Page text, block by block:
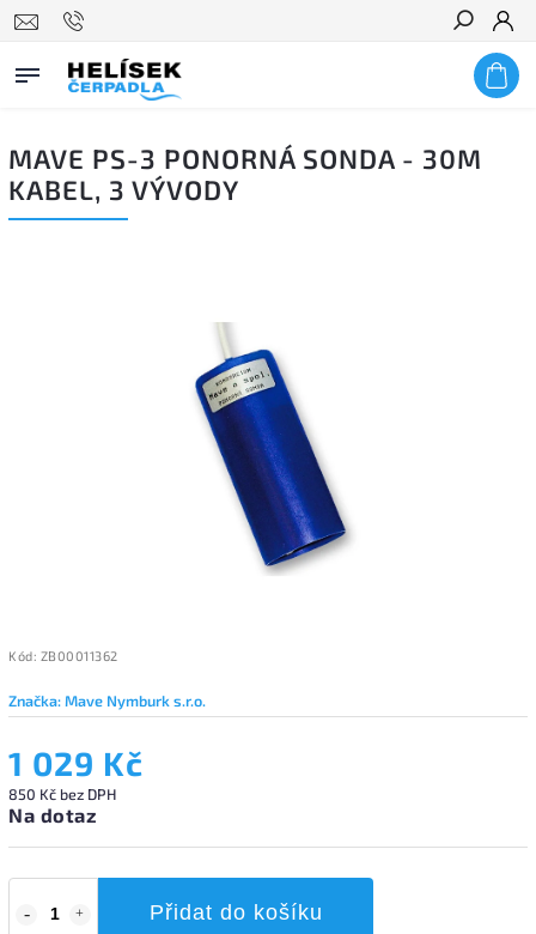
Hledat
MAVE PS-3 PONORNÁ SONDA - 30M
KABEL, 3 VÝVODY
Kód: ZB00011362
Značka:Mave Nymburk s.r.o.
1 029 Kč
850 Kč bez DPH
Na dotaz
Přidat do košíku